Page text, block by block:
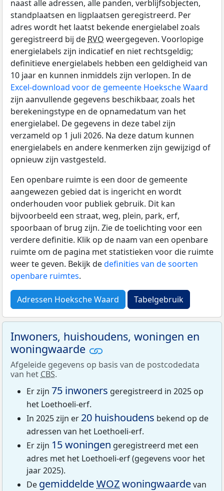
naast alle adressen, alle panden, verblijfsobjecten,
standplaatsen en ligplaatsen geregistreerd. Per
adres wordt het laatst bekende energielabel zoals
geregistreerd bij de RVO weergegeven. Voorlopige
energielabels zijn indicatief en niet rechtsgeldig;
definitieve energielabels hebben een geldigheid van
10 jaar en kunnen inmiddels zijn verlopen. In de
Excel-download voor de gemeente Hoeksche Waard
zijn aanvullende gegevens beschikbaar, zoals het
berekeningstype en de opnamedatum van het
energielabel. De gegevens in deze tabel zijn
verzameld op 1 juli 2026. Na deze datum kunnen
energielabels en andere kenmerken zijn gewijzigd of
opnieuw zijn vastgesteld.
Een openbare ruimte is een door de gemeente
aangewezen gebied dat is ingericht en wordt
onderhouden voor publiek gebruik. Dit kan
bijvoorbeeld een straat, weg, plein, park, erf,
spoorbaan of brug zijn. Zie de toelichting voor een
verdere definitie. Klik op de naam van een openbare
ruimte om de pagina met statistieken voor die ruimte
weer te geven. Bekijk dedefinities van de soorten
openbare ruimtes.
Adressen Hoeksche Waard Tabelgebruik
Inwoners, huishoudens, woningen en
woningwaarde
Afgeleide gegevens op basis van de postcodedata
van het CBS.
Er zijn 75 inwoners geregistreerd in 2025 op
het Loethoeli-erf.
In 2025 zijn er 20 huishoudens bekend op de
adressen van het Loethoeli-erf.
Er zijn 15 woningen geregistreerd met een
adres met het Loethoeli-erf (gegevens voor het
jaar 2025).
De gemiddeldeWOZwoningwaardevan